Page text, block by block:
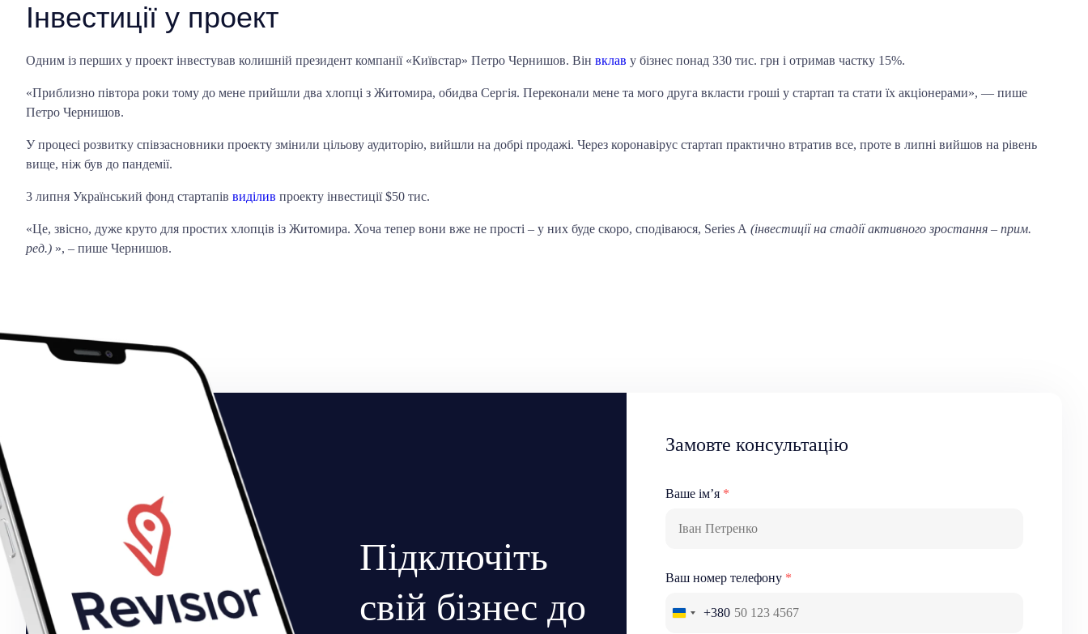
Інвестиції у проект
Одним із перших у проект інвестував колишній президент компанії «Київстар» Петро Чернишов. Він вклав у бізнес понад 330 тис. грн і отримав частку 15%.
«Приблизно півтора роки тому до мене прийшли два хлопці з Житомира, обидва Сергія. Переконали мене та мого друга вкласти гроші у стартап та стати їх акціонерами», — пише
Петро Чернишов.
У процесі розвитку співзасновники проекту змінили цільову аудиторію, вийшли на добрі продажі. Через коронавірус стартап практично втратив все, проте в липні вийшов на рівень
вище, ніж був до пандемії.
3 липня Український фонд стартапів виділив проекту інвестиції $50 тис.
«Це, звісно, ​​дуже круто для простих хлопців із Житомира. Хоча тепер вони вже не прості – у них буде скоро, сподіваюся, Series A (інвестиції на стадії активного зростання – прим.
ред.) », – пише Чернишов.
Підключіть
свій бізнес до
Замовте консультацію
Ваше ім’я *
Ваш номер телефону *
+380